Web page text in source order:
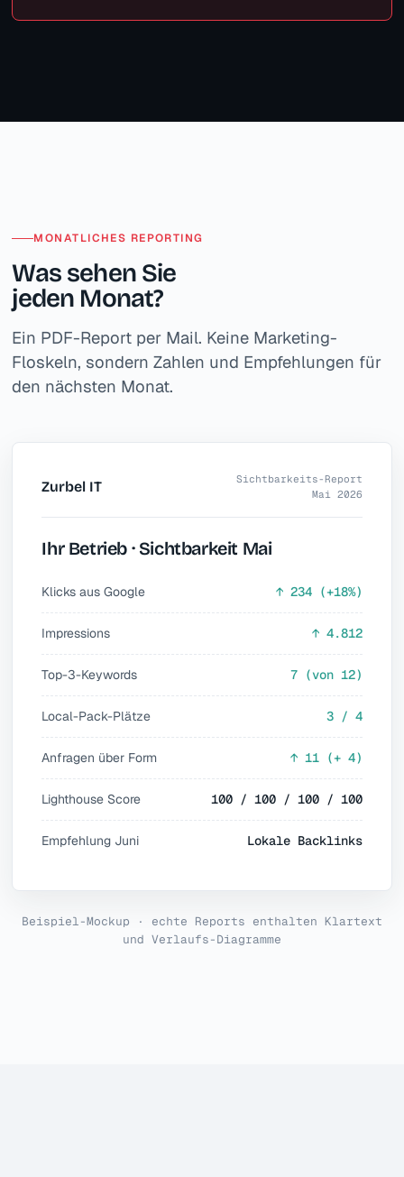
MONATLICHES REPORTING
Was sehen Sie
jeden Monat?
Ein PDF-Report per Mail. Keine Marketing-
Floskeln, sondern Zahlen und Empfehlungen für
den nächsten Monat.
Zurbel IT
Sichtbarkeits-Report
Mai 2026
Ihr Betrieb · Sichtbarkeit Mai
Klicks aus Google ↑ 234 (+18%)
Impressions ↑ 4.812
Top-3-Keywords 7 (von 12)
Local-Pack-Plätze 3 / 4
Anfragen über Form ↑ 11 (+ 4)
Lighthouse Score 100 / 100 / 100 / 100
Empfehlung Juni Lokale Backlinks
Beispiel-Mockup · echte Reports enthalten Klartext
und Verlaufs-Diagramme